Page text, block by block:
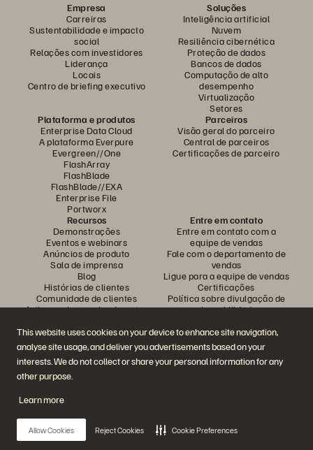
This website uses cookies on your device to enhance site navigation,
analyse site usage, and deliver you advertisements based on your
interests. We do not collect or share your personal information for any
other purpose.
Learn more
Allow Cookies Reject Cookies Cookie Preferences
Empresa
Carreiras
Sustentabilidade e impacto
social
Relações com investidores
Liderança
Locais
Centro de briefing executivo
Soluções
Inteligência artificial
Nuvem
Resiliência cibernética
Proteção de dados
Bancos de dados
Computação de alto
desempenho
Virtualização
Setores
Plataforma e produtos
Enterprise Data Cloud
A plataforma Everpure
Evergreen//One
FlashArray
FlashBlade
FlashBlade//EXA
Enterprise File
Portworx
Parceiros
Visão geral do parceiro
Central de parceiros
Certificações de parceiro
Recursos
Demonstrações
Eventos e webinars
Anúncios de produto
Sala de imprensa
Blog
Histórias de clientes
Comunidade de clientes
Artigos sobre conhecimentos
Entre em contato
Entre em contato com a
equipe de vendas
Fale com o departamento de
vendas
Ligue para a equipe de vendas
Certificações
Política sobre divulgação de
vulnerabilidades
Participe da conversa
Siga todas as redes sociais da Everpure
© 2026 Everpure, Inc. Todos os direitos reservados.
Privacidade
Termos do siteQuestões legaisCentral de confiabilidade